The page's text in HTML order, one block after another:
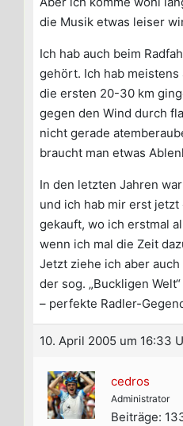
die Musik etwas leiser
Ich hab auch beim
gehört. Ich hab
die ersten 20-30 km
gegen den Wind durch
nicht gerade
braucht man etwas
In den letzten Jahren
und ich hab mir erst
gekauft, wo ich erstmal
wenn ich mal die Zeit
Jetzt ziehe ich aber
der sog. „Buckligen
– perfekte Radler-
10. April 2005 um 16:33
cedros
Administrator
Beiträge: